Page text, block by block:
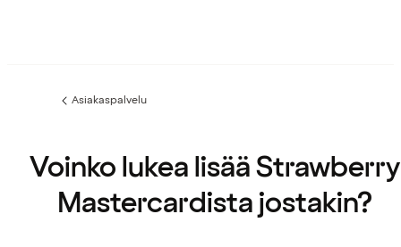
Edellinen
Asiakaspalvelu
Voinko lukea lisää Strawberry
Mastercardista jostakin?